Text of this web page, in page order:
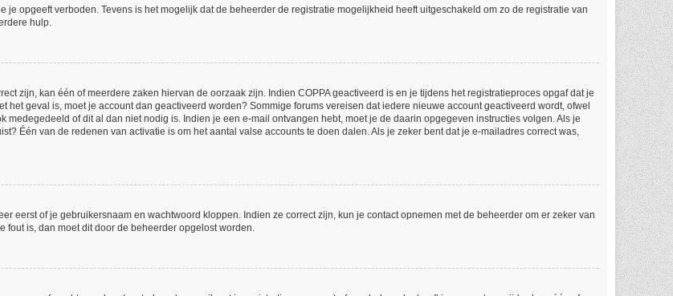
opgeeft verboden. Tevens is het mogelijk dat de beheerder de registratie mogelijkheid heeft uitgeschakeld om zo de registratie van
hulp.
zijn, kan één of meerdere zaken hiervan de oorzaak zijn. Indien COPPA geactiveerd is en je tijdens het registratieproces opgaf dat je
geval is, moet je account dan geactiveerd worden? Sommige forums vereisen dat iedere nieuwe account geactiveerd wordt, ofwel
of dit al dan niet nodig is. Indien je een e-mail ontvangen hebt, moet je de daarin opgegeven instructies volgen. Als je
Één van de redenen van activatie is om het aantal valse accounts te doen dalen. Als je zeker bent dat je e-mailadres correct was,
eerst of je gebruikersnaam en wachtwoord kloppen. Indien ze correct zijn, kun je contact opnemen met de beheerder om er zeker van
fout is, dan moet dit door de beheerder opgelost worden.